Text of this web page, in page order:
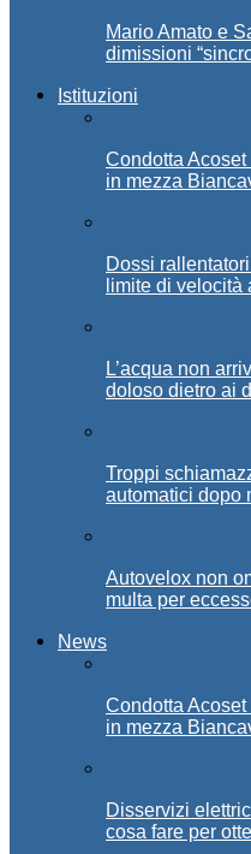
Mario Amato e
dimissioni
Istituzioni
Condotta
in mezza
Dossi
limite di velocità
L’acqua non
doloso dietro ai
Troppi
automatici dopo
Autovelox non
multa per
News
Condotta
in mezza
Disservizi
cosa fare per